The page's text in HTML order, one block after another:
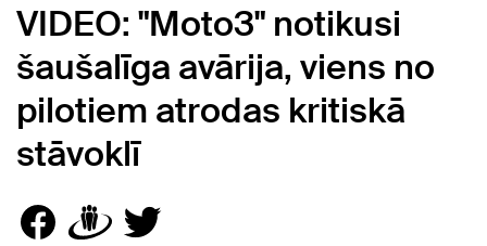
VIDEO: "Moto3" notikusi
šaušalīga avārija, viens no
pilotiem atrodas kritiskā
stāvoklī